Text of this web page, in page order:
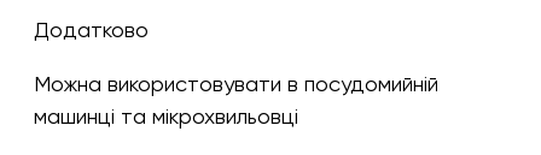
Додатково
Можна використовувати в посудомийній
машинці та мікрохвильовці